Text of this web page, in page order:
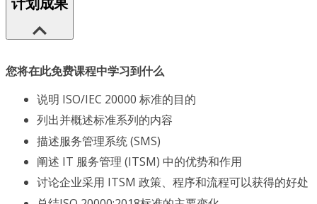
计划成果
您将在此免费课程中学习到什么
说明 ISO/IEC 20000 标准的目的
列出并概述标准系列的内容
描述服务管理系统 (SMS)
阐述 IT 服务管理 (ITSM) 中的优势和作用
讨论企业采用 ITSM 政策、程序和流程可以获得的好处